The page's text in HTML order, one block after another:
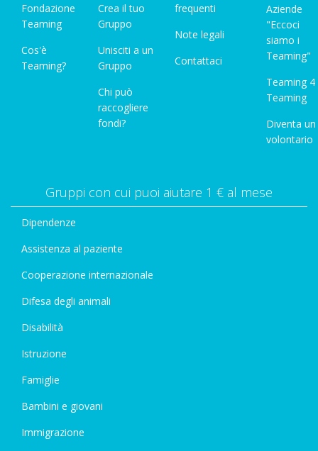
Fondazione
Teaming
Cos'è
Teaming?
Crea il tuo
Gruppo
Unisciti a un
Gruppo
Chi può
raccogliere
fondi?
frequenti
Note legali
Contattaci
Aziende
"Eccoci
siamo i
Teaming"
Teaming 4
Teaming
Diventa un
volontario
Gruppi con cui puoi aiutare 1 € al mese
Dipendenze
Assistenza al paziente
Cooperazione internazionale
Difesa degli animali
Disabilità
Istruzione
Famiglie
Bambini e giovani
Immigrazione